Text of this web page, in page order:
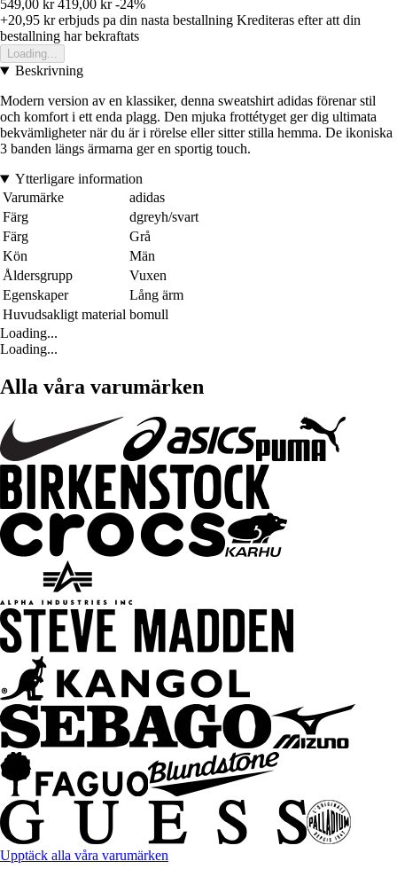
549,00 kr 419,00 kr -24%
+20,95 krerbjuds pa din nasta bestallning Krediteras efter att din
bestallning har bekraftats
Loading...
Beskrivning
Modern version av en klassiker, denna sweatshirt adidas förenar stil
och komfort i ett enda plagg. Den mjuka frottétyget ger dig ultimata
bekvämligheter när du är i rörelse eller sitter stilla hemma. De ikoniska
3 banden längs ärmarna ger en sportig touch.
Ytterligare information
Varumärke
adidas
Färg
dgreyh/svart
Färg
Grå
Kön
Män
Åldersgrupp
Vuxen
Egenskaper
Lång ärm
Huvudsakligt material bomull
Loading...
Loading...
Alla våra varumärken
Upptäck alla våra varumärken